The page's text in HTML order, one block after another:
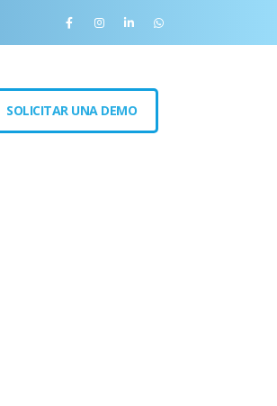
SOLICITAR UNA DEMO